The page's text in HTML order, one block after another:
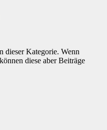
dieser Kategorie. Wenn
diese aber Beiträge